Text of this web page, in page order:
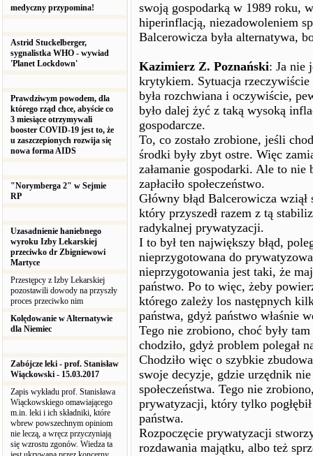
medyczny przypomina!
Astrid Stuckelberger,
sygnalistka WHO - wywiad
'Planet Lockdown'
Prawdziwym powodem, dla
którego rząd chce, abyście co
3 miesiące otrzymywali
booster COVID-19 jest to, że
u zaszczepionych rozwija się
nowa forma AIDS
"Norymberga 2" w Sejmie
RP
Uzasadnienie haniebnego
wyroku Izby Lekarskiej
przeciwko dr Zbigniewowi
Martyce
Przestępcy z Izby Lekarskiej
pozostawili dowody na przyszły
proces przeciwko nim
Kolędowanie w Alternatywie
dla Niemiec
Zabójcze leki - prof. Stanisław
Wiąckowski - 15.03.2017
Zapis wykładu prof. Stanisława
Wiąckowskiego omawiającego
m.in. leki i ich składniki, które
wbrew powszechnym opiniom
nie leczą, a wręcz przyczyniają
się wzrostu zgonów. Wiedza ta
swoją gospodarką w 1989 roku,
hiperinflacją, niezadowoleniem
Balcerowicza była alternatywa,
Kazimierz Z. Poznański: Ja nie
krytykiem. Sytuacja rzeczywiście
była rozchwiana i oczywiście,
było dalej żyć z taką wysoką
gospodarcze.
To, co zostało zrobione, jeśli
środki były zbyt ostre. Więc
załamanie gospodarki. Ale to
zapłaciło społeczeństwo.
Główny błąd Balcerowicza
który przyszedł razem z tą
radykalnej prywatyzacji.
I to był ten największy błąd,
nieprzygotowana do
nieprzygotowania jest taki, że
państwo. Po to więc, żeby
którego zależy los następnych
państwa, gdyż państwo właśnie
Tego nie zrobiono, choć były
chodziło, gdyż problem polegał
Chodziło więc o szybkie
swoje decyzje, gdzie urzędnik
społeczeństwa. Tego nie
prywatyzacji, który tylko
państwa.
Rozpoczęcie prywatyzacji
rozdawania majątku, albo też